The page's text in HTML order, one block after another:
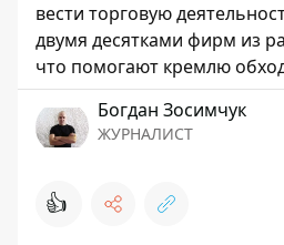
вести торговую
двумя десятками фирм из
что помогают кремлю
Богдан Зосимчук
ЖУРНАЛИСТ
👍